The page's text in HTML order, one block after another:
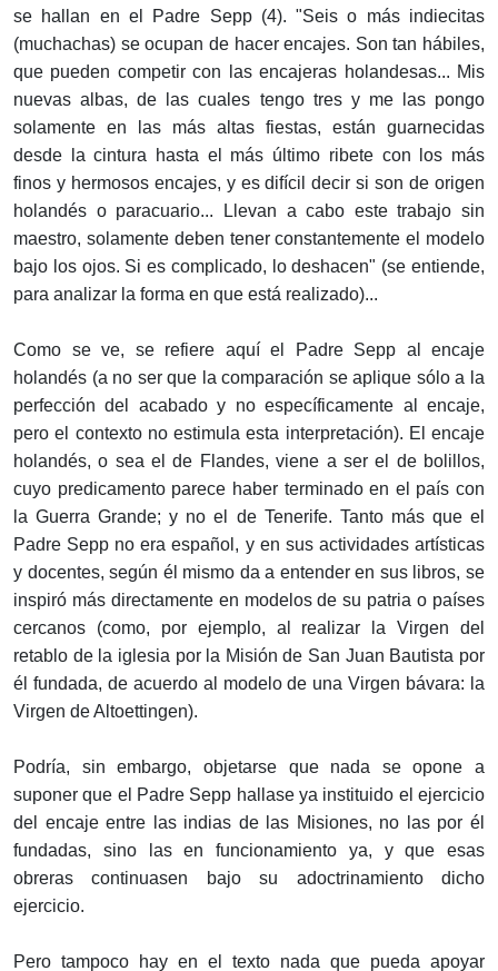
se hallan en el Padre Sepp (4). "Seis o más indiecitas
(muchachas) se ocupan de hacer encajes. Son tan hábiles,
que pueden competir con las encajeras holandesas... Mis
nuevas albas, de las cuales tengo tres y me las pongo
solamente en las más altas fiestas, están guarnecidas
desde la cintura hasta el más último ribete con los más
finos y hermosos encajes, y es difícil decir si son de origen
holandés o paracuario... Llevan a cabo este trabajo sin
maestro, solamente deben tener constantemente el modelo
bajo los ojos. Si es complicado, lo deshacen" (se entiende,
para analizar la forma en que está realizado)...
Como se ve, se refiere aquí el Padre Sepp al encaje
holandés (a no ser que la comparación se aplique sólo a la
perfección del acabado y no específicamente al encaje,
pero el contexto no estimula esta interpretación). El encaje
holandés, o sea el de Flandes, viene a ser el de bolillos,
cuyo predicamento parece haber terminado en el país con
la Guerra Grande; y no el de Tenerife. Tanto más que el
Padre Sepp no era español, y en sus actividades artísticas
y docentes, según él mismo da a entender en sus libros, se
inspiró más directamente en modelos de su patria o países
cercanos (como, por ejemplo, al realizar la Virgen del
retablo de la iglesia por la Misión de San Juan Bautista por
él fundada, de acuerdo al modelo de una Virgen bávara: la
Virgen de Altoettingen).
Podría, sin embargo, objetarse que nada se opone a
suponer que el Padre Sepp hallase ya instituido el ejercicio
del encaje entre las indias de las Misiones, no las por él
fundadas, sino las en funcionamiento ya, y que esas
obreras continuasen bajo su adoctrinamiento dicho
ejercicio.
Pero tampoco hay en el texto nada que pueda apoyar